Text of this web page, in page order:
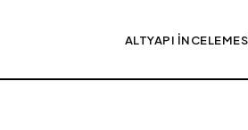
ALTYAPI